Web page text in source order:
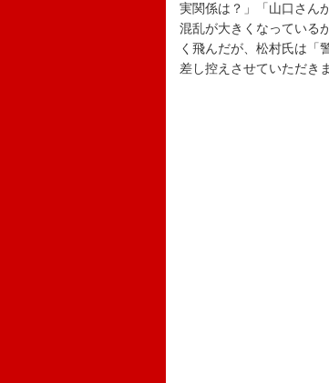
実関係は？」「山口さん
混乱が大きくなっている
く飛んだが、松村氏は「
差し控えさせていただき